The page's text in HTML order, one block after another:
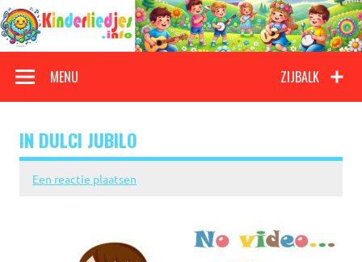
Doorgaan
naar
inhoud
Kinderliedjes
ZIJBALK
MENU
IN DULCI JUBILO
Een reactie plaatsen